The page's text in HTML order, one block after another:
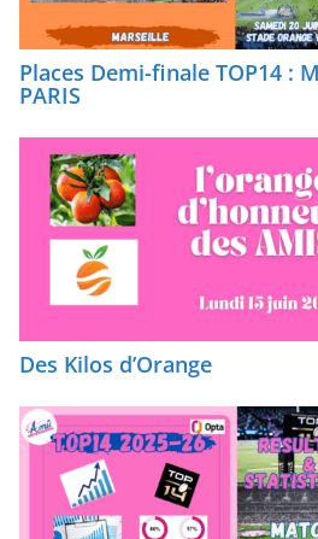
Places Demi-finale TOP14 :
PARIS
Des Kilos d’Orange